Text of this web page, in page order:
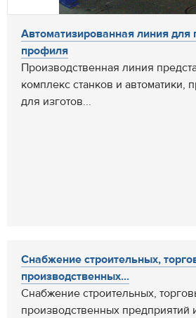
Автоматизированная линия для
профиля
Производственная линия
комплекс станков и автоматики,
для изготов...
Снабжение строительных,
производственных...
Снабжение строительных,
производственных предприятий